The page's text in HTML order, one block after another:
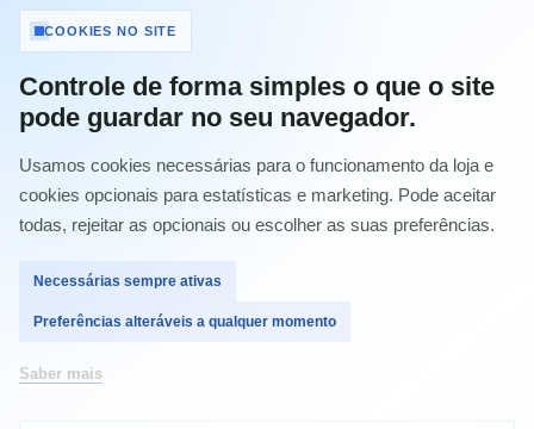
MAIS INFORMAÇÃO
CARREGADOR Compatível Fujitsu 20V 3.25A 5.5X2.5 TG
50014 TG 7332
0335C2065
E290, E100, K27, S405, F51, F50, K23, U400, U460, U330,
Números de serie compatibles:
COOKIES NO SITE
Controle de forma simples o que o site
pode guardar no seu navegador.
Usamos cookies necessárias para o funcionamento da loja e
cookies opcionais para estatísticas e marketing. Pode aceitar
todas, rejeitar as opcionais ou escolher as suas preferências.
Necessárias sempre ativas
Preferências alteráveis a qualquer momento
Saber mais